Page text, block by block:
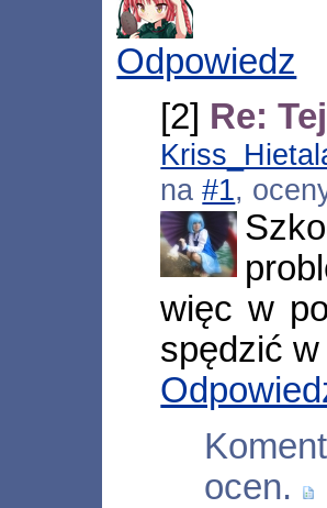
Odpowiedz
[2] Re:
na#1,
więc w
spędzić w
ocen.